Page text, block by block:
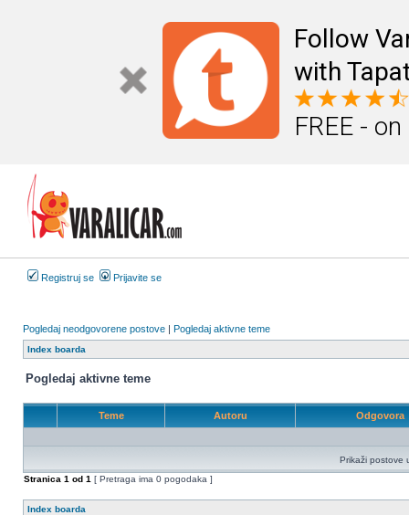
Follow
with
FREE -
Registruj se Prijavite se
Pogledaj neodgovorene postove | Pogledaj aktivne teme
Index boarda
Pogledaj aktivne teme
Teme Autoru Odgovora
Prikaži postove
Stranica 1 od 1 [ Pretraga ima 0 pogodaka ]
Index boarda